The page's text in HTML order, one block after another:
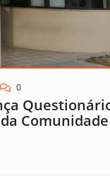
0
Comunidade